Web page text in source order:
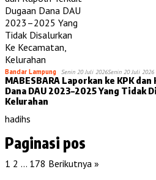
Bandar Lampung Senin 20 Juli 2026Senin 20 Juli 2026
MABESBARA Laporkan ke KPK
Dana DAU 2023–2025 Yang Tidak
Kelurahan
hadihs
Paginasi pos
1 2 … 178 Berikutnya »